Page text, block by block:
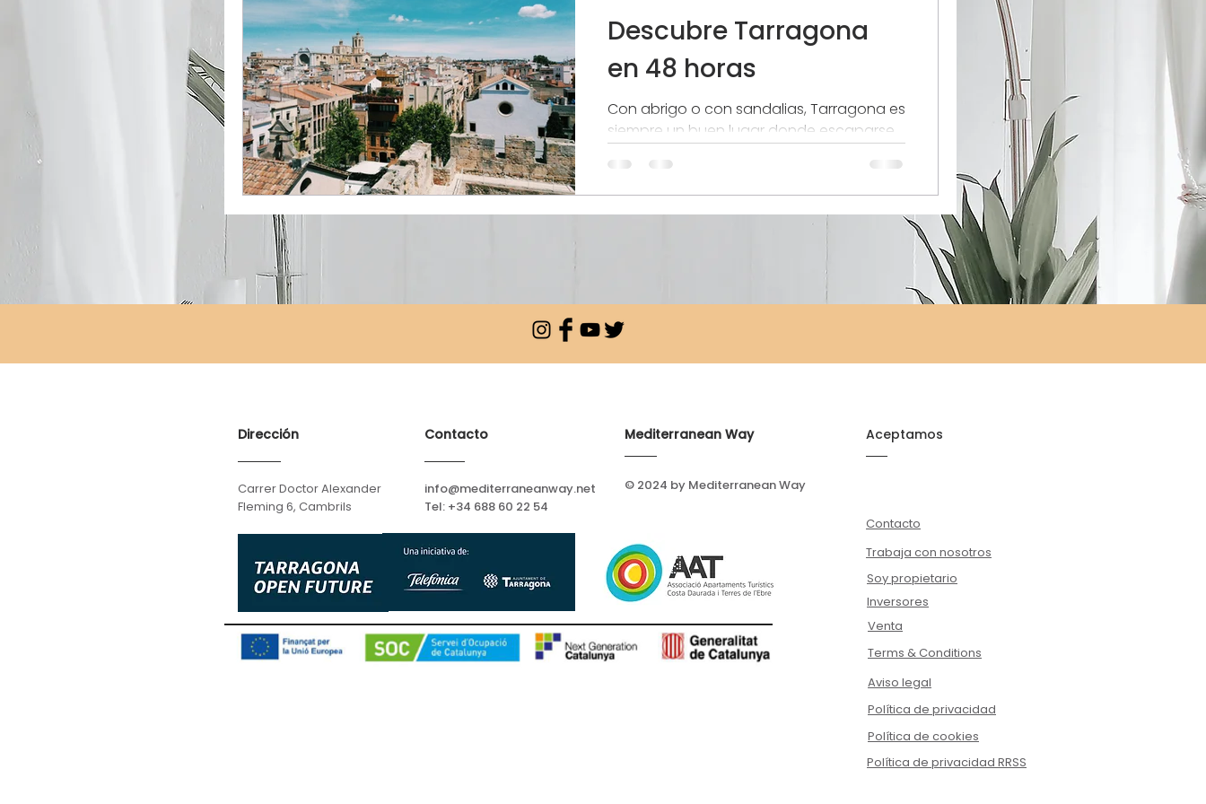
Descubre Tarragona
en 48 horas
Con abrigo o con sandalias, Tarragona es
siempre un buen lugar donde escaparse
saboread una...
Dirección Contacto Mediterranean Way
Carrer Doctor Alexander
Fleming 6, Cambrils
info@mediterraneanway.net
Tel: +34 688 60 22 54
© 2024 by Mediterranean Way
Aceptamos
Contacto
Trabaja con nosotros
Soy propietario
Inversores
Venta
Terms & Conditions
Aviso legal
Política de privacidad
Política de cookies
Política de privacidad RRSS